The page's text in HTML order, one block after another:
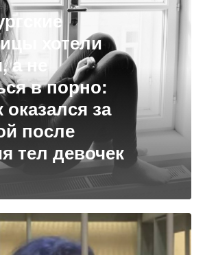
хотели
не
в порно:
оказался за
после
тел девочек